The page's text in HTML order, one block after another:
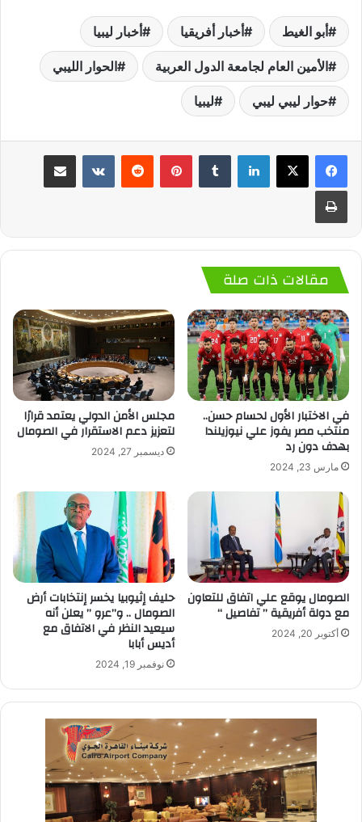
أبو الغيط أخبار أفريقيا أخبار ليبيا
الأمين العام لجامعة الدول العربية الحوار الليبي
حوار ليبي ليبي ليبيا
لينكدإن بينتيريست
مقالات ذات صلة
في الاختبار الأول لحسام حسن..
منتخب مصر يفوز علي نيوزيلندا
بهدف دون رد
مارس 23, 2024
مجلس الأمن الدولي يعتمد قرارًا
لتعزيز دعم الاستقرار في الصومال
ديسمبر 27, 2024
الصومال يوقع علي اتفاق للتعاون
مع دولة أفريقية ” تفاصيل “
أكتوبر 20, 2024
حليف إثيوبيا يخسر إنتخابات أرض
الصومال .. و”عرو ” يعلن أنه
سيعيد النظر في الاتفاق مع
أديس أبابا
نوفمبر 19, 2024